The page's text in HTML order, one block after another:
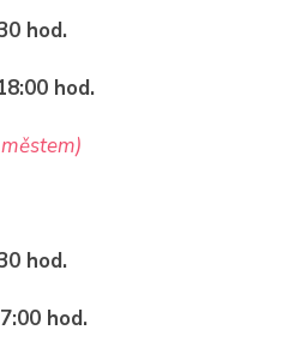
hod.
hod.
hod.
hod.